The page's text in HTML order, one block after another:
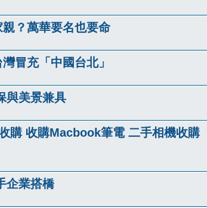
？萬華要名也要命
冒充「中國台北」
與美景兼具
購 收購Macbook筆電 二手相機收購
企業搭橋